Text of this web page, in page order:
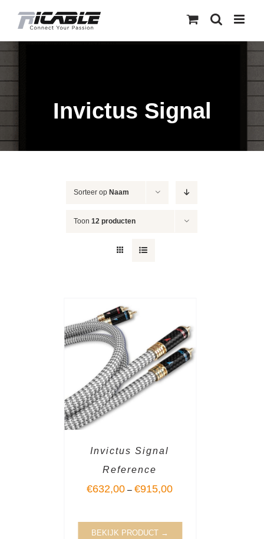
Invictus Signal
Sorteer opNaam
Toon12 producten
Invictus Signal
Reference
€632,00 –€915,00
BEKIJK PRODUCT →